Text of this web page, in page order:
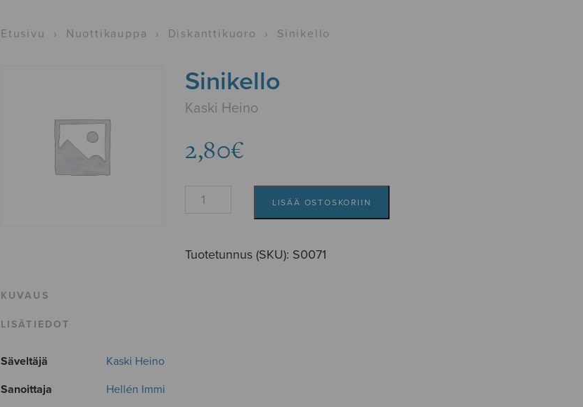
Etusivu › Nuottikauppa › Diskanttikuoro › Sinikello
Sinikello
Kaski Heino
2,80€
Sinikello
LISÄÄ OSTOSKORIIN
Tuotetunnus (SKU): S0071
KUVAUS
LISÄTIEDOT
Säveltäjä
Kaski Heino
Sanoittaja
Hellén Immi